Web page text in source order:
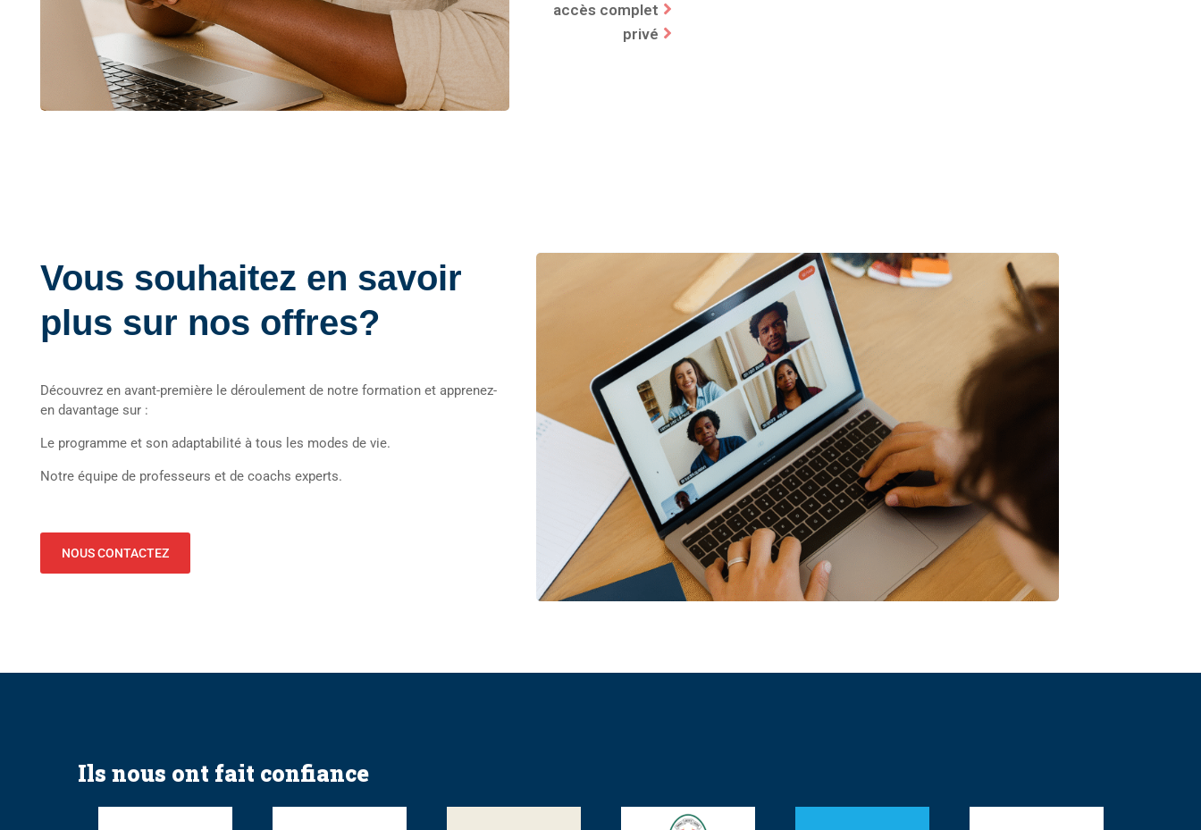
accès complet
privé
Vous souhaitez en savoir
plus sur nos offres?
Découvrez en avant-première le déroulement de notre formation et apprenez-
en davantage sur :
Le programme et son adaptabilité à tous les modes de vie.
Notre équipe de professeurs et de coachs experts.
NOUS CONTACTEZ
Ils nous ont fait confiance